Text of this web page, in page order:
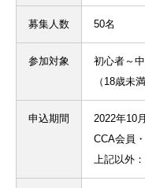
募集人数 50名
参加対象
初心者～
（18歳未
申込期間
2022年10
CCA会員
上記以外